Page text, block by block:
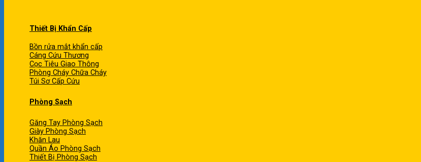
Thiết Bị Khẩn Cấp
Bồn rửa mắt khẩn cấp
Cáng Cứu Thương
Cọc Tiêu Giao Thông
Phòng Cháy Chữa Cháy
Túi Sơ Cấp Cứu
Phòng Sạch
Găng Tay Phòng Sạch
Giày Phòng Sạch
Khăn Lau
Quần Áo Phòng Sạch
Thiết Bị Phòng Sạch